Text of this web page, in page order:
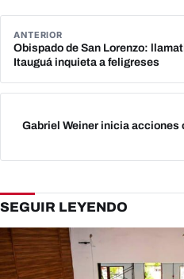
ANTERIOR
Obispado de San Lorenzo:
Itauguá inquieta a feligreses
Gabriel Weiner inicia acciones
SEGUIR LEYENDO